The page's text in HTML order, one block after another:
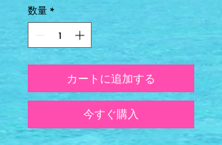
数量 *
カートに追加する
今すぐ購入